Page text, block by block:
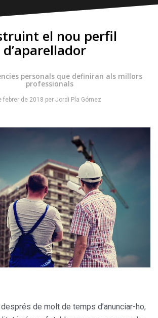
el nou perfil
d’aparellador
personals que definiran als millors
professionals
febrer de 2018 per Jordi Pla Gómez
de molt de temps d’anunciar-ho,